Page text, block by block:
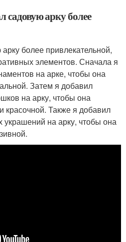
садовую арку более
более привлекательной,
элементов. Сначала я
на арке, чтобы она
Затем я добавил
на арку, чтобы она
красочной. Также я добавил
украшений на арку, чтобы она